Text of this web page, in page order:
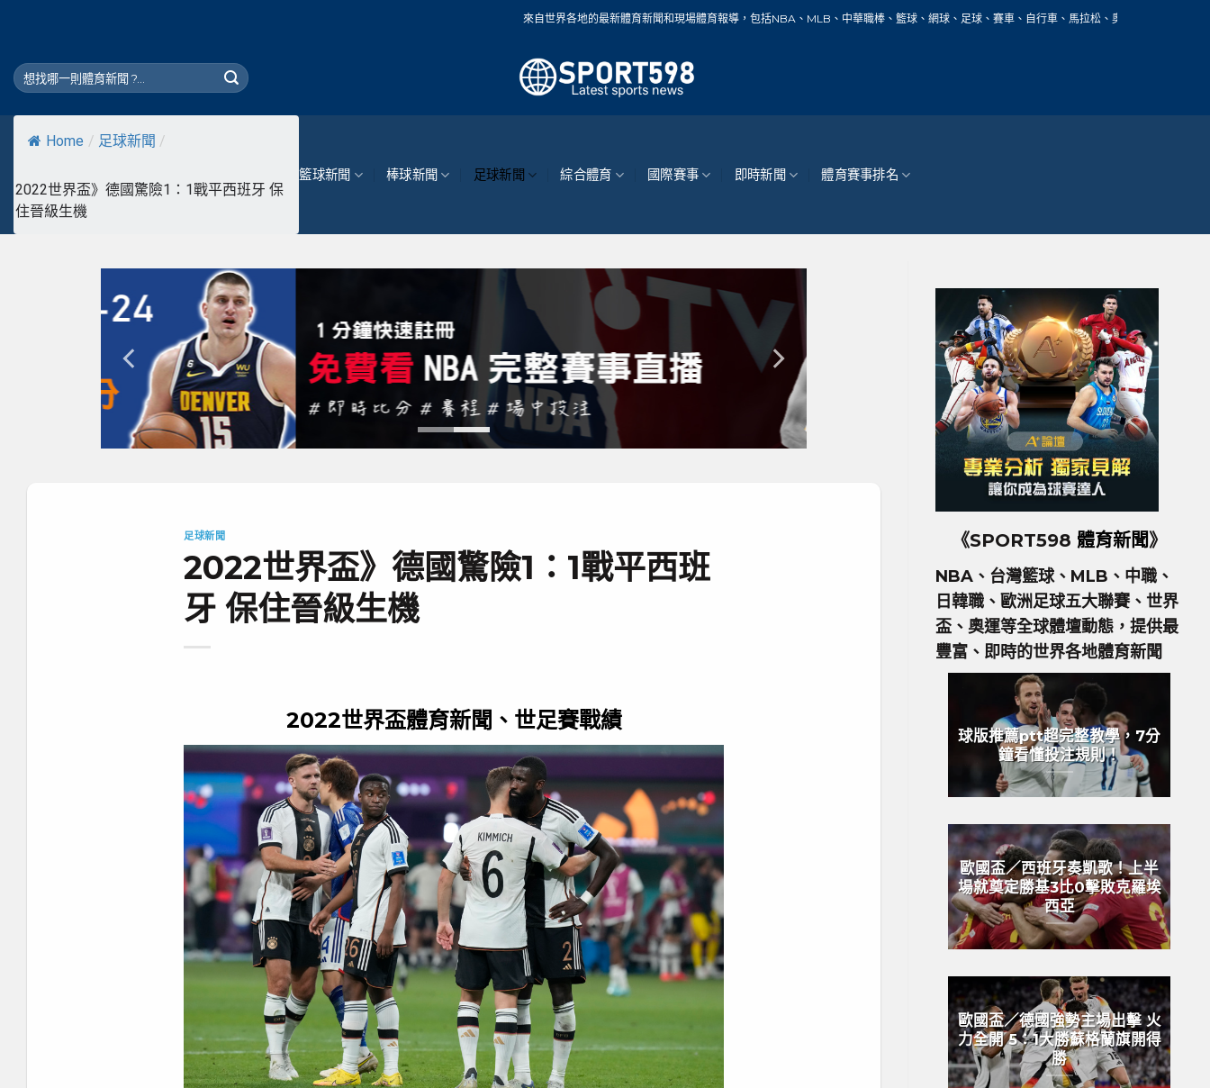
來自世界各地的最新體育新聞和現場體育報導，包括NBA、MLB、中華職棒、籃球、網球、足球、賽車、自行車、馬拉松、奧運和所有主要世界體育賽事的報導分享
Home / 足球新聞 /
2022世界盃》德國驚險1：1戰平西班牙 保
住晉級生機
籃球新聞 棒球新聞 足球新聞 綜合體育 國際賽事 即時新聞 體育賽事排名
足球新聞
2022世界盃》德國驚險1：1戰平西班
牙 保住晉級生機
2022世界盃體育新聞、世足賽戰績
《SPORT598 體育新聞》
NBA、台灣籃球、MLB、中職、
日韓職、歐洲足球五大聯賽、世界
盃、奧運等全球體壇動態，提供最
豐富、即時的世界各地體育新聞
球版推薦ptt超完整教學，7分
鐘看懂投注規則！
歐國盃／西班牙奏凱歌！上半
場就奠定勝基3比0擊敗克羅埃
西亞
歐國盃／德國強勢主場出擊 火
力全開 5：1大勝蘇格蘭旗開得
勝